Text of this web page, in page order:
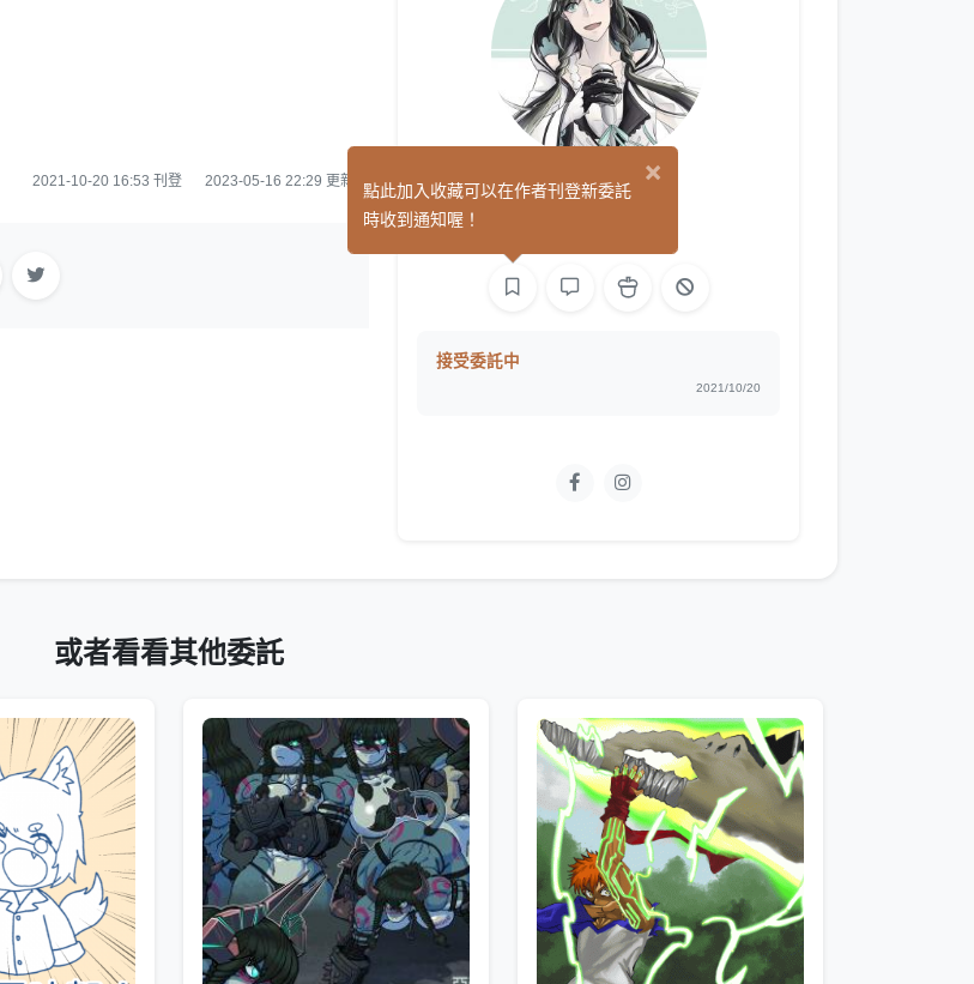
2021-10-20 16:53 刊登 2023-05-16 22:29 更新 子莫 (0)
接受委託中
2021/10/20
或者看看其他委託
×
點此加入收藏可以在作者刊登新委託
時收到通知喔！